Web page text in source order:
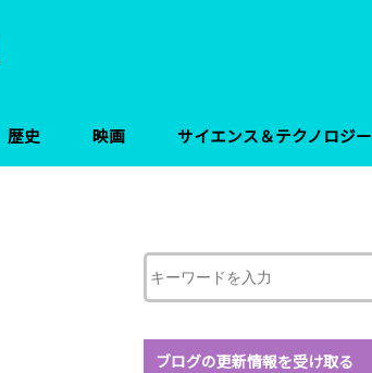
歴史 映画 サイエンス＆テクノロジー
ブログの更新情報を受け取る